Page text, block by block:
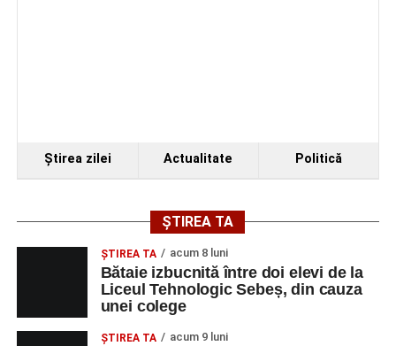
Ştirea zilei Actualitate Politică
ȘTIREA TA
ŞTIREA TA acum 8 luni
Bătaie izbucnită între doi elevi de la
Liceul Tehnologic Sebeș, din cauza
unei colege
ŞTIREA TA acum 9 luni